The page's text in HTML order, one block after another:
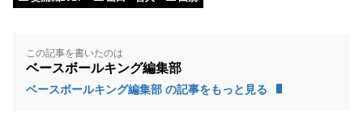
この記事を書いたのは
ベースボールキング編集部
ベースボールキング編集部 の記事をもっと見る